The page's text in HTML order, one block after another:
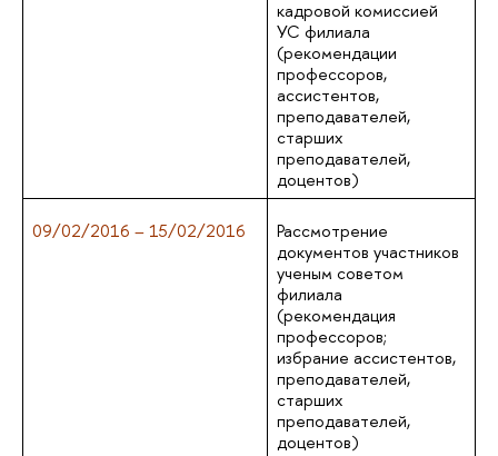
кадровой комиссией
УС филиала
(рекомендации
профессоров,
ассистентов,
преподавателей,
старших
преподавателей,
доцентов)
09/02/2016 – 15/02/2016
Рассмотрение
документов участников
ученым советом
филиала
(рекомендация
профессоров;
избрание ассистентов,
преподавателей,
старших
преподавателей,
доцентов)